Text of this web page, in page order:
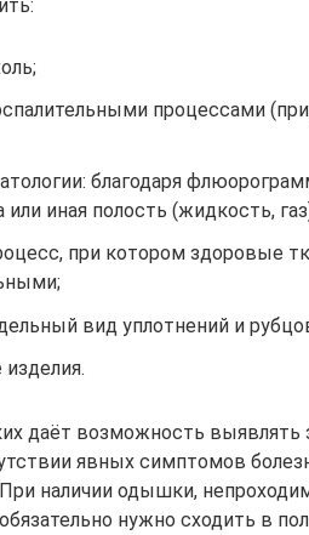
процессами
благодаря
или иная полость (жидкость,
при котором здоровые
вид уплотнений и
даёт возможность выявлять
явных симптомов
наличии одышки,
нужно сходить в